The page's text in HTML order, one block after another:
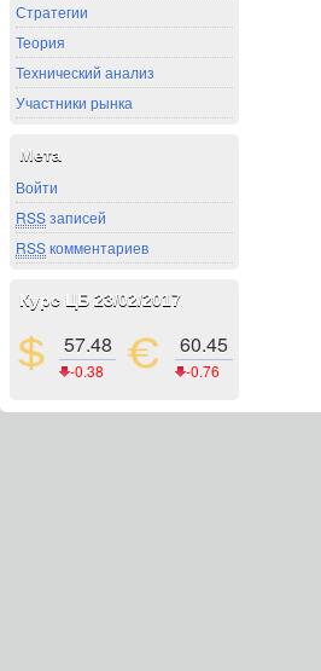
Стратегии
Теория
Технический анализ
Участники рынка
Мета
Войти
RSSзаписей
RSSкомментариев
Курс ЦБ 23/02/2017
57.48
-0.38
60.45
-0.76